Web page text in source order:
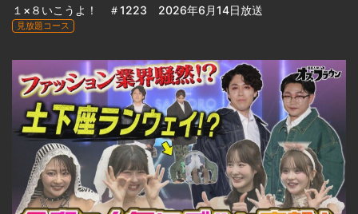
１×８いこうよ！ ＃1223 2026年6月14日放送
見放題コース